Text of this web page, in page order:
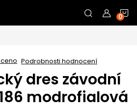
Podrobnosti hodnocení
dres závodní
modrofialová